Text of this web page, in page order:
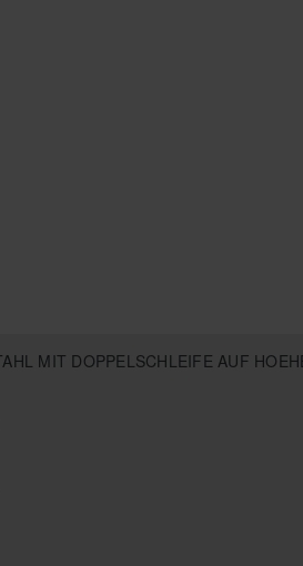
MIT DOPPELSCHLEIFE AUF